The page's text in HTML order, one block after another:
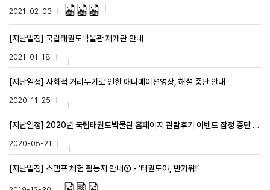
2021-02-03
[지난일정] 국립태권도박물관 재개관 안내
2021-01-18
[지난일정] 사회적 거리두기로 인한 애니메이션영상, 해설 중단 안내
2020-11-25
[지난일정] 2020년 국립태권도박물관 홈페이지 관람후기 이벤트 잠정 중단 안내
2020-05-21
[지난일정] 스탬프 체험 활동지 안내② - ‘태권도야, 반가워!’